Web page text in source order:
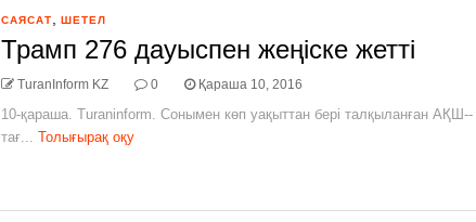
САЯСАТ ШЕТЕЛ
Трамп 276 дауыспен жеңіске жетті
TuranInform KZ 0 Қараша 10, 2016
10-қараша. Turaninform. Сонымен көп уақыттан бері талқыланған АҚШ-­
тағ... Толығырақ оқу